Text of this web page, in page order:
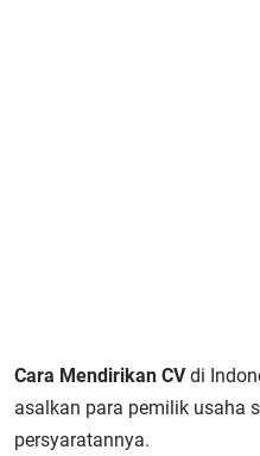
Cara Mendirikan CVdi
asalkan para pemilik usaha
persyaratannya.